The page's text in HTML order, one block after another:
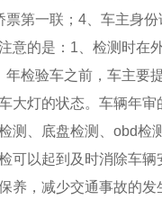
票第一联；4、车主身
意的是：1、检测时在
检验车之前，车主要
大灯的状态。车辆年审
测、底盘检测、obd检
可以起到及时消除车辆
养，减少交通事故的发